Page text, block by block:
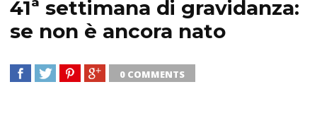
41ª settimana di gravidanza:
se non è ancora nato
0 COMMENTS